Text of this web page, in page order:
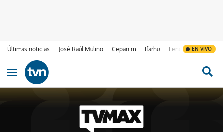
Últimas noticias José Raúl Mulino Cepanim Ifarhu Fenómeno de El
EN VIVO
Ir al contenido
Obrir navegació